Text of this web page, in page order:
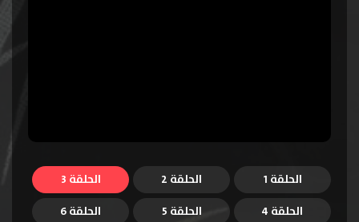
الحلقة 1 الحلقة 2
الحلقة 3
الحلقة 4
الحلقة 5 الحلقة 6